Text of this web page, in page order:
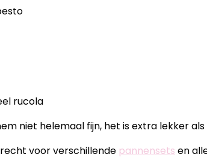
rucola
niet helemaal fijn, het is extra lekker
voor verschillende pannensets en